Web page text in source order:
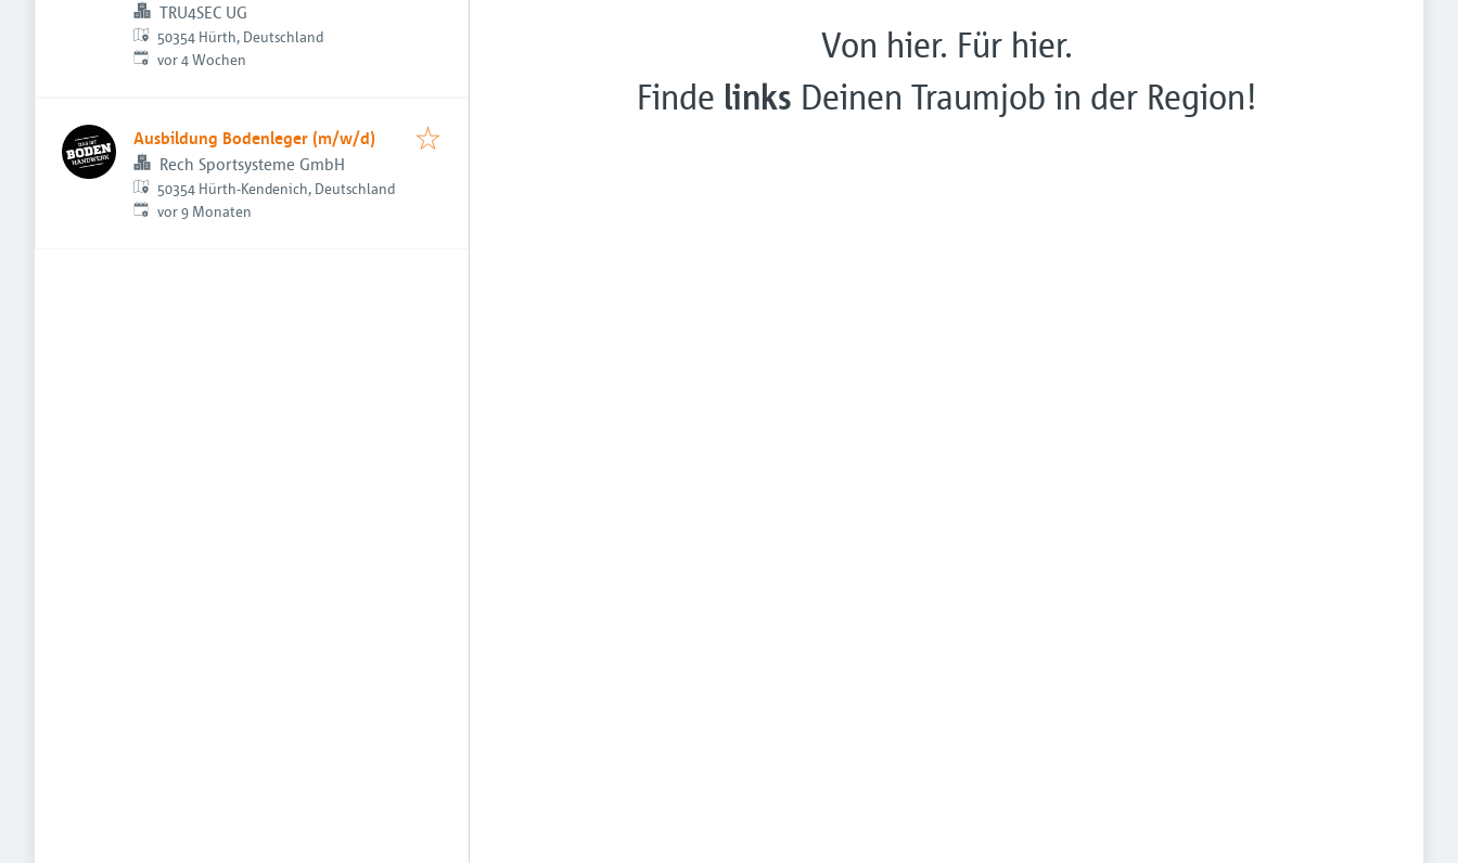
TRU4SEC UG
50354 Hürth, Deutschland
Veröffentlicht:
vor 4 Wochen
Ausbildung Bodenleger (m/w/d)
Rech Sportsysteme GmbH
50354 Hürth-Kendenich, Deutschland
Veröffentlicht:
vor 9 Monaten
Von hier. Für hier.
Finde links Deinen Traumjob in der Region!